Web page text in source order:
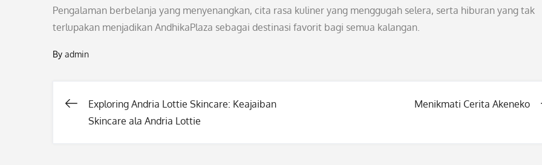
Pengalaman berbelanja yang menyenangkan, cita rasa kuliner yang menggugah selera, serta hiburan yang tak
terlupakan menjadikan AndhikaPlaza sebagai destinasi favorit bagi semua kalangan.
By admin
Post
Exploring Andria Lottie Skincare: Keajaiban
Skincare ala Andria Lottie
Menikmati Cerita Akeneko